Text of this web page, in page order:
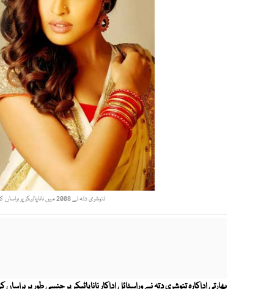
تنوشری دتہ نے 2008 میں ناناپاٹیکر پر ہراساں کرنے کا الزام لگاتے ہوئے کہا تھا ان کی وجہ سے میراکیریئرتباہ ہوا؛ فوٹوفائل